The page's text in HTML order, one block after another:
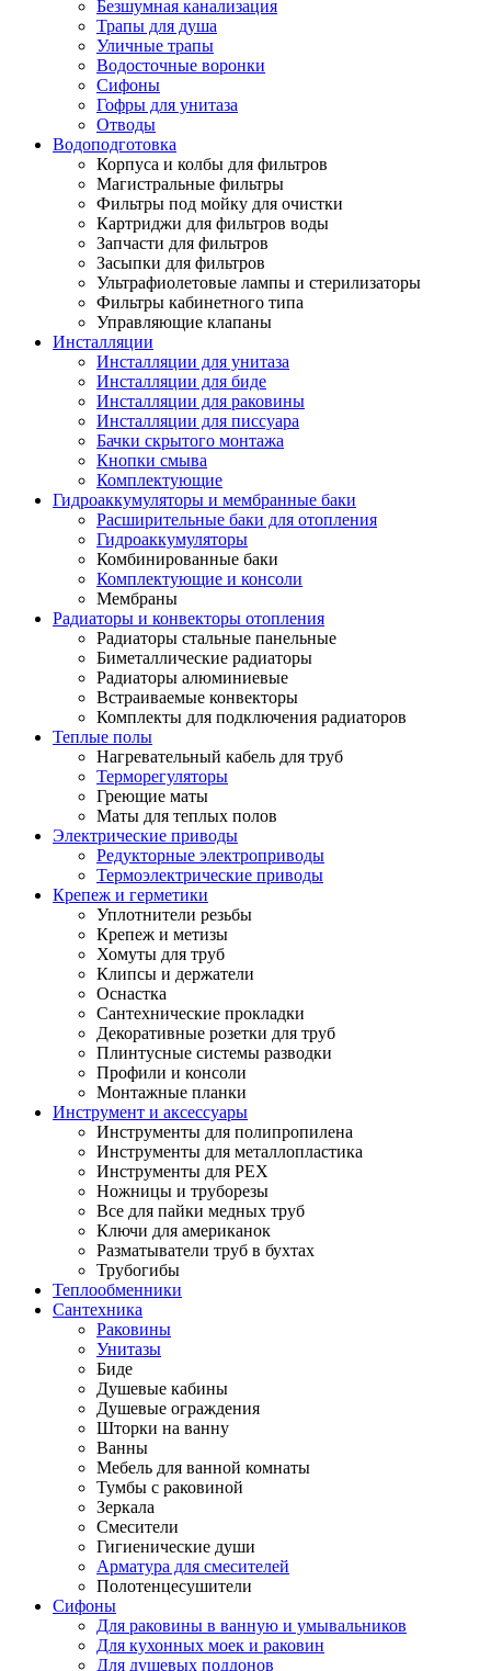
Безшумная канализация
Трапы для душа
Уличные трапы
Водосточные воронки
Сифоны
Гофры для унитаза
Отводы
Водоподготовка
Корпуса и колбы для фильтров
Магистральные фильтры
Фильтры под мойку для очистки
Картриджи для фильтров воды
Запчасти для фильтров
Засыпки для фильтров
Ультрафиолетовые лампы и стерилизаторы
Фильтры кабинетного типа
Управляющие клапаны
Инсталляции
Инсталляции для унитаза
Инсталляции для биде
Инсталляции для раковины
Инсталляции для писсуара
Бачки скрытого монтажа
Кнопки смыва
Комплектующие
Гидроаккумуляторы и мембранные баки
Расширительные баки для отопления
Гидроаккумуляторы
Комбинированные баки
Комплектующие и консоли
Мембраны
Радиаторы и конвекторы отопления
Радиаторы стальные панельные
Биметаллические радиаторы
Радиаторы алюминиевые
Встраиваемые конвекторы
Комплекты для подключения радиаторов
Теплые полы
Нагревательный кабель для труб
Терморегуляторы
Греющие маты
Маты для теплых полов
Электрические приводы
Редукторные электроприводы
Термоэлектрические приводы
Крепеж и герметики
Уплотнители резьбы
Крепеж и метизы
Хомуты для труб
Клипсы и держатели
Оснастка
Сантехнические прокладки
Декоративные розетки для труб
Плинтусные системы разводки
Профили и консоли
Монтажные планки
Инструмент и аксессуары
Инструменты для полипропилена
Инструменты для металлопластика
Инструменты для PEX
Ножницы и труборезы
Все для пайки медных труб
Ключи для американок
Разматыватели труб в бухтах
Трубогибы
Теплообменники
Сантехника
Раковины
Унитазы
Биде
Душевые кабины
Душевые ограждения
Шторки на ванну
Ванны
Мебель для ванной комнаты
Тумбы с раковиной
Зеркала
Смесители
Гигиенические души
Арматура для смесителей
Полотенцесушители
Сифоны
Для раковины в ванную и умывальников
Для кухонных моек и раковин
Для душевых поддонов